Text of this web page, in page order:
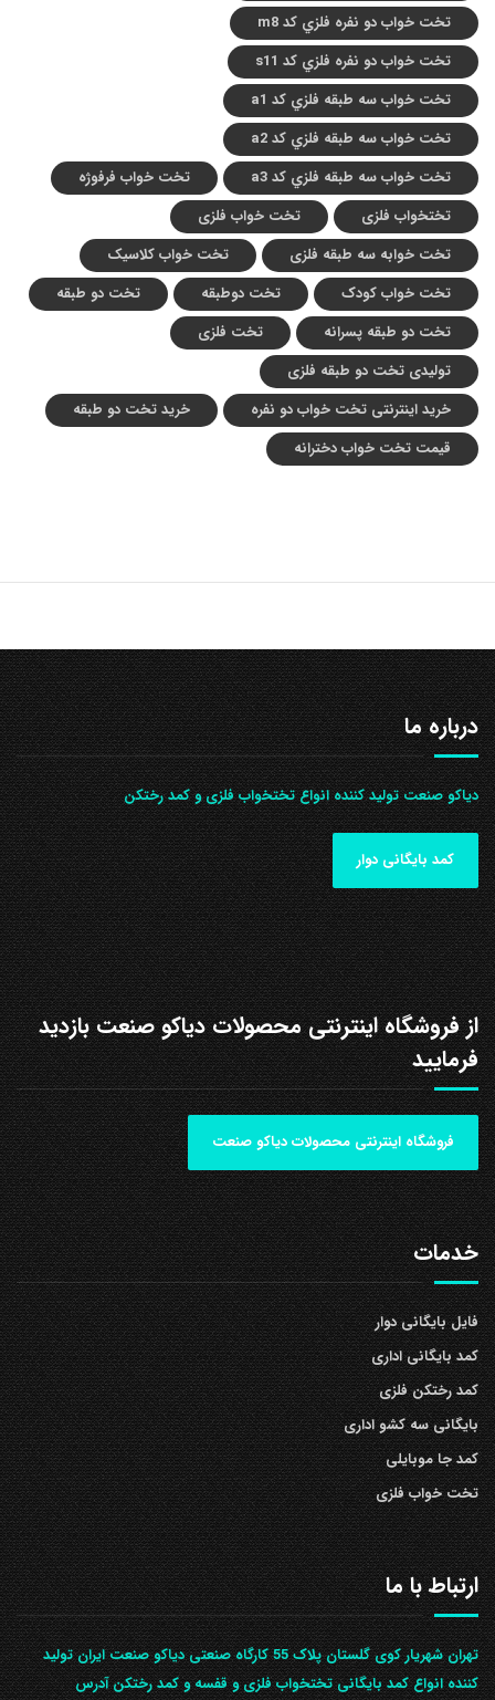
تخت خواب دو نفره فلزي کد m8
تخت خواب دو نفره فلزي کد s11
تخت خواب سه طبقه فلزي کد a1
تخت خواب سه طبقه فلزي کد a2
تخت خواب سه طبقه فلزي کد a3
تخت خواب فرفوژه
تختخواب فلزی
تخت خواب فلزی
تخت خوابه سه طبقه فلزی
تخت خواب کلاسیک
تخت خواب کودک
تخت دوطبقه
تخت دو طبقه
تخت دو طبقه پسرانه
تخت فلزی
تولیدی تخت دو طبقه فلزی
خرید اینترنتی تخت خواب دو نفره
خرید تخت دو طبقه
قیمت تخت خواب دخترانه
درباره ما
دیاکو صنعت تولید کننده انواع تختخواب فلزی و کمد رختکن
کمد بایگانی دوار
از فروشگاه اینترنتی محصولات دیاکو صنعت بازدید
فرمایید
فروشگاه اینترنتی محصولات دیاکو صنعت
خدمات
فایل بایگانی دوار
کمد بایگانی اداری
کمد رختکن فلزی
بایگانی سه کشو اداری
کمد جا موبایلی
تخت خواب فلزی
ارتباط با ما
تهران شهریار کوی گلستان پلاک 55 کارگاه صنعتی دیاکو صنعت ایران تولید
کننده انواع کمد بایگانی تختخواب فلزی و قفسه و کمد رختکن آدرس